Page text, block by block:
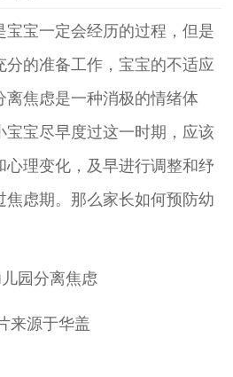
宝一定会经历的过程，但是
分的准备工作，宝宝的不适应
离焦虑是一种消极的情绪体
宝宝尽早度过这一时期，应该
心理变化，及早进行调整和纾
焦虑期。那么家长如何预防幼
来源于华盖